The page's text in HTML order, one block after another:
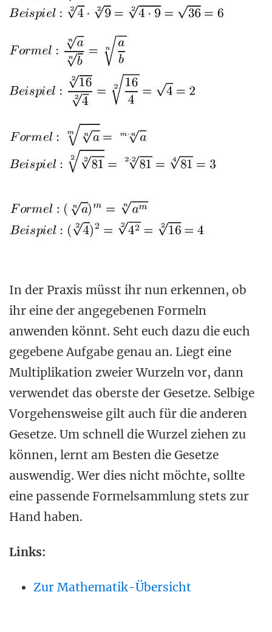
In der Praxis müsst ihr nun erkennen, ob
ihr eine der angegebenen Formeln
anwenden könnt. Seht euch dazu die euch
gegebene Aufgabe genau an. Liegt eine
Multiplikation zweier Wurzeln vor, dann
verwendet das oberste der Gesetze. Selbige
Vorgehensweise gilt auch für die anderen
Gesetze. Um schnell die Wurzel ziehen zu
können, lernt am Besten die Gesetze
auswendig. Wer dies nicht möchte, sollte
eine passende Formelsammlung stets zur
Hand haben.
Links:
Zur Mathematik-Übersicht